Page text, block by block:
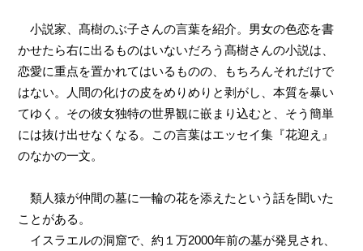
小説家、髙樹のぶ子さんの言葉を紹介。男女の色恋を書
かせたら右に出るものはいないだろう髙樹さんの小説は、
恋愛に重点を置かれてはいるものの、もちろんそれだけで
はない。人間の化けの皮をめりめりと剥がし、本質を暴い
てゆく。その彼女独特の世界観に嵌まり込むと、そう簡単
には抜け出せなくなる。この言葉はエッセイ集『花迎え』
のなかの一文。
類人猿が仲間の墓に一輪の花を添えたという話を聞いた
ことがある。
イスラエルの洞窟で、約１万2000年前の墓が発見され、